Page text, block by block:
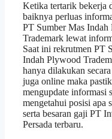
Ketika tertarik bekerja
baiknya perluas
PT Sumber Mas Indah
Trademark lewat
Saat ini rekrutmen PT
Indah Plywood
hanya dilakukan
juga online maka
mengupdate informasi
mengetahui posisi apa
serta besaran gaji PT
Persada terbaru.